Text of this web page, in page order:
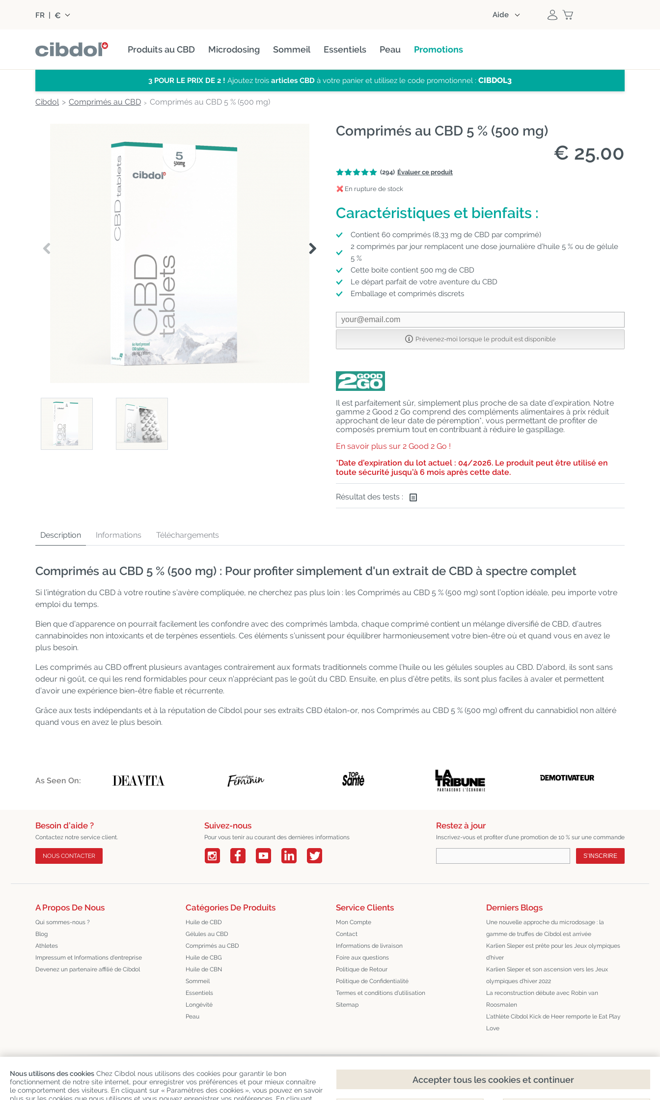
FR | € Aide
Produits au CBD Microdosing Sommeil Essentiels Peau Promotions
3 POUR LE PRIX DE 2 ! Ajoutez trois articles CBD à votre panier et utilisez le code promotionnel : CIBDOL3
Cibdol Comprimés au CBD Comprimés au CBD 5 % (500 mg)
Comprimés au CBD 5 % (500 mg)
€ 25.00
(294) Évaluer ce produit
En rupture de stock
Caractéristiques et bienfaits :
Contient 60 comprimés (8,33 mg de CBD par comprimé)
2 comprimés par jour remplacent une dose journalière d’huile 5 % ou de gélule
5 %
Cette boite contient 500 mg de CBD
Le départ parfait de votre aventure du CBD
Emballage et comprimés discrets
Prévenez-moi lorsque le produit est disponible
Il est parfaitement sûr, simplement plus proche de sa date d’expiration. Notre
gamme 2 Good 2 Go comprend des compléments alimentaires à prix réduit
approchant de leur date de péremption*, vous permettant de profiter de
composés premium tout en contribuant à réduire le gaspillage.
En savoir plus sur 2 Good 2 Go !
*Date d’expiration du lot actuel : 04/2026. Le produit peut être utilisé en
toute sécurité jusqu’à 6 mois après cette date.
Résultat des tests :
Description Informations Téléchargements
Comprimés au CBD 5 % (500 mg) : Pour profiter simplement d'un extrait de CBD à spectre complet
Si l’intégration du CBD à votre routine s’avère compliquée, ne cherchez pas plus loin : les Comprimés au CBD 5 % (500 mg) sont l’option idéale, peu importe votre
emploi du temps.
Bien que d’apparence on pourrait facilement les confondre avec des comprimés lambda, chaque comprimé contient un mélange diversifié de CBD, d’autres
cannabinoïdes non intoxicants et de terpènes essentiels. Ces éléments s’unissent pour équilibrer harmonieusement votre bien-être où et quand vous en avez le
plus besoin.
Les comprimés au CBD offrent plusieurs avantages contrairement aux formats traditionnels comme l’huile ou les gélules souples au CBD. D’abord, ils sont sans
odeur ni goût, ce qui les rend formidables pour ceux n’appréciant pas le goût du CBD. Ensuite, en plus d’être petits, ils sont plus faciles à avaler et permettent
d’avoir une expérience bien-être fiable et récurrente.
Grâce aux tests indépendants et à la réputation de Cibdol pour ses extraits CBD étalon-or, nos Comprimés au CBD 5 % (500 mg) offrent du cannabidiol non altéré
quand vous en avez le plus besoin.
As Seen On:
Besoin d’aide ?
Contactez notre service client.
NOUS CONTACTER
Suivez-nous
Pour vous tenir au courant des dernières informations
Restez à jour
Inscrivez-vous et profiter d’une promotion de 10 % sur une commande
S’INSCRIRE
A Propos De Nous
Qui sommes-nous ?
Blog
Athletes
Impressum et Informations d'entreprise
Devenez un partenaire affilié de Cibdol
Catégories De Produits
Huile de CBD
Gélules au CBD
Comprimés au CBD
Huile de CBG
Huile de CBN
Sommeil
Essentiels
Longévité
Peau
Service Clients
Mon Compte
Contact
Informations de livraison
Foire aux questions
Politique de Retour
Politique de Confidentialité
Termes et conditions d’utilisation
Sitemap
Derniers Blogs
Une nouvelle approche du microdosage : la
gamme de truffes de Cibdol est arrivée
Karlien Sleper est prête pour les Jeux olympiques
d’hiver
Karlien Sleper et son ascension vers les Jeux
olympiques d’hiver 2022
La reconstruction débute avec Robin van
Roosmalen
L'athlète Cibdol Kick de Heer remporte le Eat Play
Love
Nous utilisons des cookies Chez Cibdol nous utilisons des cookies pour garantir le bon
fonctionnement de notre site internet, pour enregistrer vos préférences et pour mieux connaître
le comportement des visiteurs. En cliquant sur « Paramètres des cookies », vous pouvez en savoir
Accepter tous les cookies et continuer
Copyright©CibdolLast updated 06-08-2026
Cibdol France, Place des Grands Hommes, 33000 Bordeaux, France
KvK: 76495035 VAT: NL860644923B01